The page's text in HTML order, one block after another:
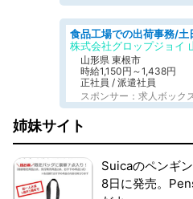
株式会社グロップジョイ
山形県 東根市
時給1,150円～1,438円
正社員 / 派遣社員
スポンサー：求人ボック
姉妹サイト
Suicaのペンギ
8日に発売。